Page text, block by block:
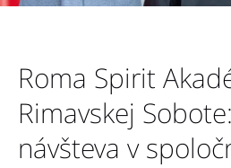
Roma Spirit
Rimavskej
návšteva v